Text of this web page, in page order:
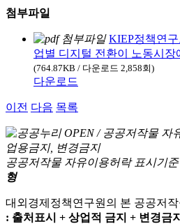
첨부파일
KIEP정책연
업별 디지털 전환이 노동시장
(764.87KB / 다운로드 2,858회)
다운로드
이전 다음 목록
공공저작물 자유이용허락 표시기준
형
대외경제정책연구원의 본 공공저
: 출처표시 + 상업적 금지 + 변경금